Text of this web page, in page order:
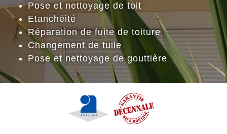
Pose et nettoyage de toit
Etanchéité
Réparation de fuite de toiture
Changement de tuile
Pose et nettoyage de gouttière